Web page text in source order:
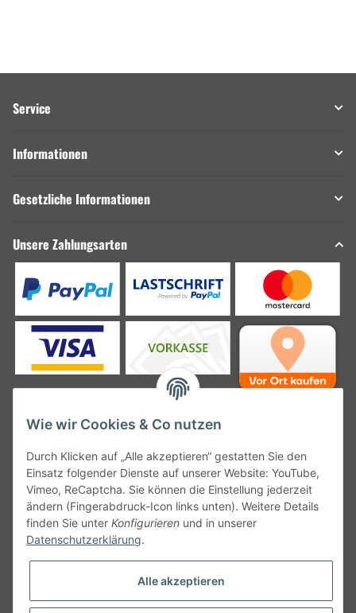
Service
Informationen
Gesetzliche Informationen
Unsere Zahlungsarten
Unsere Versanddienstleister
Unsere Communities
Wie wir Cookies & Co nutzen
Durch Klicken auf „Alle akzeptieren“ gestatten Sie den
Einsatz folgender Dienste auf unserer Website: YouTube,
Vimeo, ReCaptcha. Sie können die Einstellung jederzeit
ändern (Fingerabdruck-Icon links unten). Weitere Details
finden Sie unter Konfigurieren und in unserer
Datenschutzerklärung.
Alle akzeptieren